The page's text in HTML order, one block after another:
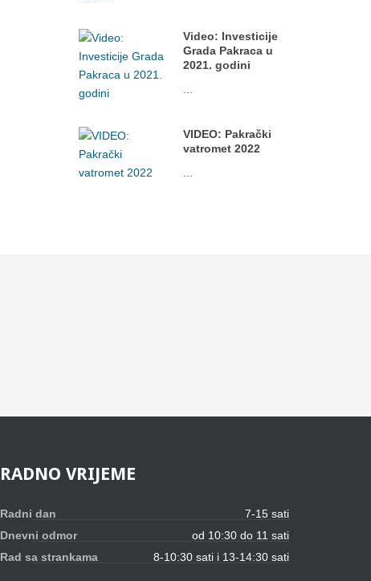
Video: Investicije
Grada Pakraca u
2021. godini
VIDEO: Pakrački
vatromet 2022
RADNO VRIJEME
Radni dan
7-15 sati
Dnevni odmor
od 10:30 do 11 sati
Rad sa strankama
8-10:30 sati i 13-14:30 sati